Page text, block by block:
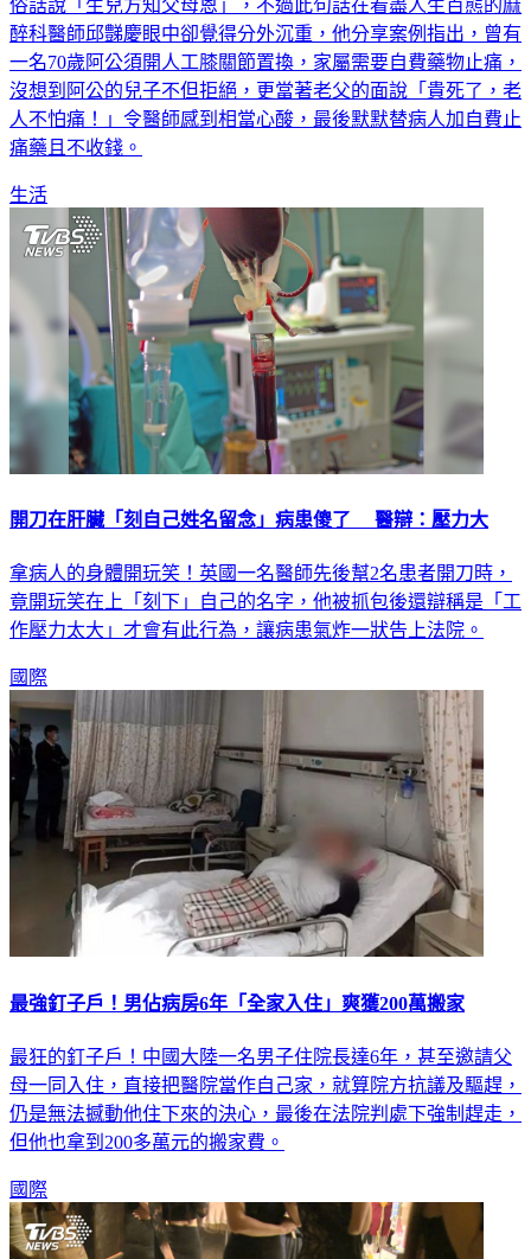
俗話說「生兒方知父母恩」，不過此句話在看盡人生百態的麻
醉科醫師邱豑慶眼中卻覺得分外沉重，他分享案例指出，曾有
一名70歲阿公須開人工膝關節置換，家屬需要自費藥物止痛，
沒想到阿公的兒子不但拒絕，更當著老父的面說「貴死了，老
人不怕痛！」令醫師感到相當心酸，最後默默替病人加自費止
痛藥且不收錢。
生活
開刀在肝臟「刻自己姓名留念」病患傻了 醫辯：壓力大
拿病人的身體開玩笑！英國一名醫師先後幫2名患者開刀時，
竟開玩笑在上「刻下」自己的名字，他被抓包後還辯稱是「工
作壓力太大」才會有此行為，讓病患氣炸一狀告上法院。
國際
最強釘子戶！男佔病房6年「全家入住」爽獲200萬搬家
最狂的釘子戶！中國大陸一名男子住院長達6年，甚至邀請父
母一同入住，直接把醫院當作自己家，就算院方抗議及驅趕，
仍是無法撼動他住下來的決心，最後在法院判處下強制趕走，
但他也拿到200多萬元的搬家費。
國際